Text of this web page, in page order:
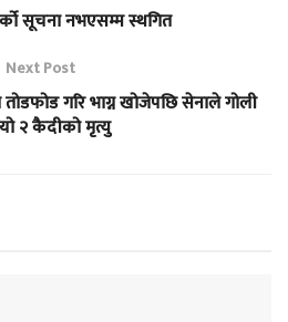
सूचना नभएसम्म स्थगित
Next Post
तोडफोड गरि भाग्न खोजेपछि सेनाले गोली
२ कैदीको मृत्यु